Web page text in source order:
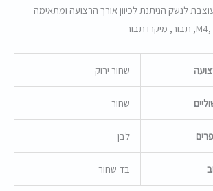
לנשק הניתנת לכיוון אורך הרצועה ומתאימה
שחור ירוק
שחור
לבן
בד שחור